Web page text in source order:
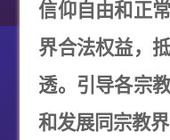
信仰自由和正
界合法权益，
透。引导各宗
和发展同宗教